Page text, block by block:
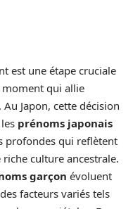
est une étape cruciale
moment qui allie
Japon, cette décision
prénoms japonais
profondes qui reflètent
culture ancestrale.
garçon évoluent
facteurs variés tels